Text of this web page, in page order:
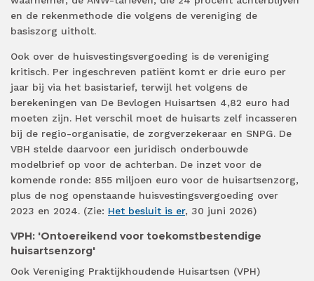
en de rekenmethode die volgens de vereniging de
basiszorg uitholt.
Ook over de huisvestingsvergoeding is de vereniging
kritisch. Per ingeschreven patiënt komt er drie euro per
jaar bij via het basistarief, terwijl het volgens de
berekeningen van De Bevlogen Huisartsen 4,82 euro had
moeten zijn. Het verschil moet de huisarts zelf incasseren
bij de regio-organisatie, de zorgverzekeraar en SNPG. De
VBH stelde daarvoor een juridisch onderbouwde
modelbrief op voor de achterban. De inzet voor de
komende ronde: 855 miljoen euro voor de huisartsenzorg,
plus de nog openstaande huisvestingsvergoeding over
2023 en 2024. (Zie: Het besluit is er, 30 juni 2026)
VPH: 'Ontoereikend voor toekomstbestendige
huisartsenzorg'
Ook Vereniging Praktijkhoudende Huisartsen (VPH)